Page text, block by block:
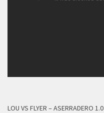
LOU VS FLYER – ASERRADERO 1.0